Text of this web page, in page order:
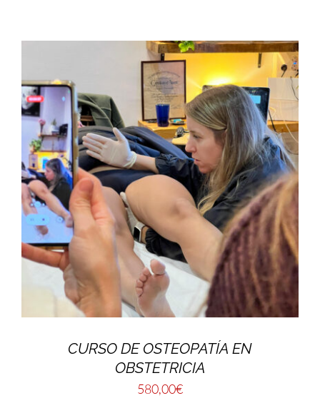
CURSO DE OSTEOPATÍA EN
OBSTETRICIA
580,00€